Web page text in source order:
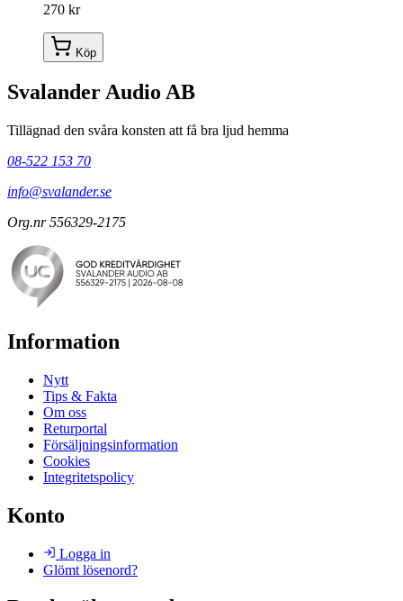
270 kr
Köp
Svalander Audio AB
Tillägnad den svåra konsten att få bra ljud hemma
08-522 153 70
info@svalander.se
Org.nr 556329-2175
Information
Nytt
Tips & Fakta
Om oss
Returportal
Försäljningsinformation
Cookies
Integritetspolicy
Konto
Logga in
Glömt lösenord?